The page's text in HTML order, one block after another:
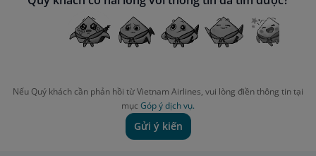
Nếu Quý khách cần phản hồi từ Vietnam Airlines, vui lòng điền thông tin tại
mục Góp ý dịch vụ.
Gửi ý kiến